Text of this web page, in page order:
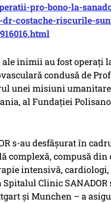
pro-bono-la-
costache-riscurile-
inimii au fost operați
condusă de
unei misiuni
al Fundației
s-au desfășurat în
complexă, compusă
intensivă,
Clinic
și Munchen – a